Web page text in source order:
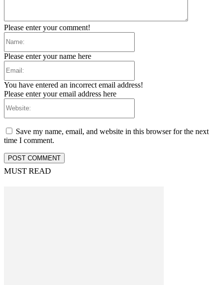
Please enter your comment!
Please enter your name here
You have entered an incorrect email address!
Please enter your email address here
Save my name, email, and website in this browser for the next
time I comment.
MUST READ